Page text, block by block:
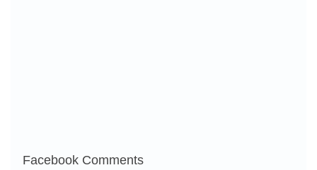
Facebook Comments